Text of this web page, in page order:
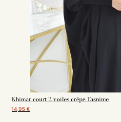
Khimar court 2 voiles crêpe Tasnime
14,95 €